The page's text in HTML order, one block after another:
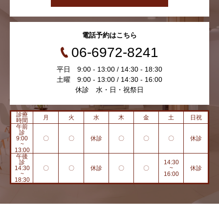
電話予約はこちら
06-6972-8241
平日 9:00 - 13:00 / 14:30 - 18:30
土曜 9:00 - 13:00 / 14:30 - 16:00
休診 水・日・祝祭日
診療
時間
月 火 水 木 金 土
日祝
午前
診
9:00
~
13:00
〇 〇 休診 〇 〇 〇 休診
午後
診
14:30
~
18:30
〇 〇 休診 〇 〇
14:30
~
16:00
休診